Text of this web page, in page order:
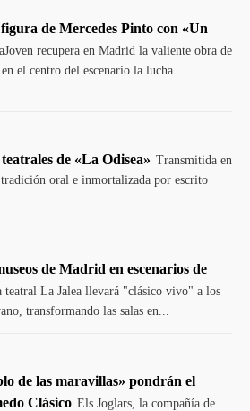
de Mercedes Pinto con «Un
recupera en Madrid la valiente obra de
el centro del escenario la lucha
de «La Odisea» Transmitida en
tradición oral e inmortalizada por escrito
de Madrid en escenarios de
teatral La Jalea llevará "clásico vivo" a los
transformando las salas en...
de las maravillas» pondrán el
Clásico Els Joglars, la compañía de